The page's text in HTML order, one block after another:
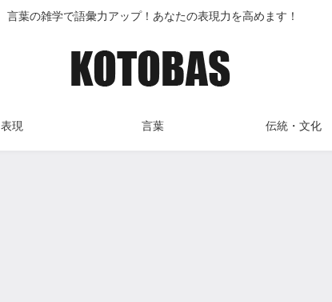
言葉の雑学で語彙力アップ！あなたの表現力を高めます！
表現 言葉 伝統・文化